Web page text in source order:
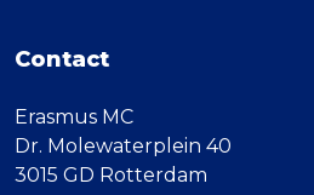
Contact
Erasmus MC
Dr. Molewaterplein 40
3015 GD Rotterdam